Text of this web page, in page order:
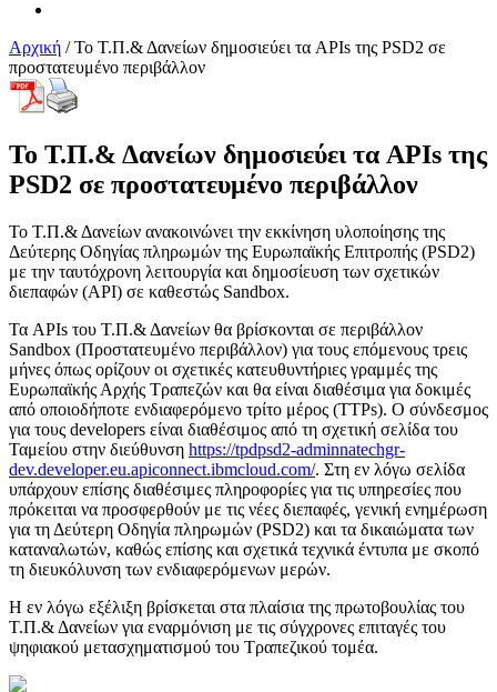
Αρχική /Το Τ.Π.& Δανείων δημοσιεύει τα APIs της PSD2 σε
προστατευμένο περιβάλλον
Το Τ.Π.& Δανείων δημοσιεύει τα APIs της
PSD2 σε προστατευμένο περιβάλλον
Το Τ.Π.& Δανείων ανακοινώνει την εκκίνηση υλοποίησης της
Δεύτερης Οδηγίας πληρωμών της Ευρωπαϊκής Επιτροπής (PSD2)
με την ταυτόχρονη λειτουργία και δημοσίευση των σχετικών
διεπαφών (API) σε καθεστώς Sandbox.
Τα APIs του Τ.Π.& Δανείων θα βρίσκονται σε περιβάλλον
Sandbox (Προστατευμένο περιβάλλον) για τους επόμενους τρεις
μήνες όπως ορίζουν οι σχετικές κατευθυντήριες γραμμές της
Ευρωπαϊκής Αρχής Τραπεζών και θα είναι διαθέσιμα για δοκιμές
από οποιοδήποτε ενδιαφερόμενο τρίτο μέρος (TTPs). Ο σύνδεσμος
για τους developers είναι διαθέσιμος από τη σχετική σελίδα του
Ταμείου στην διεύθυνση https://tpdpsd2-adminnatechgr-
dev.developer.eu.apiconnect.ibmcloud.com/. Στη εν λόγω σελίδα
υπάρχουν επίσης διαθέσιμες πληροφορίες για τις υπηρεσίες που
πρόκειται να προσφερθούν με τις νέες διεπαφές, γενική ενημέρωση
για τη Δεύτερη Οδηγία πληρωμών (PSD2) και τα δικαιώματα των
καταναλωτών, καθώς επίσης και σχετικά τεχνικά έντυπα με σκοπό
τη διευκόλυνση των ενδιαφερόμενων μερών.
Η εν λόγω εξέλιξη βρίσκεται στα πλαίσια της πρωτοβουλίας του
Τ.Π.& Δανείων για εναρμόνιση με τις σύγχρονες επιταγές του
ψηφιακού μετασχηματισμού του Τραπεζικού τομέα.